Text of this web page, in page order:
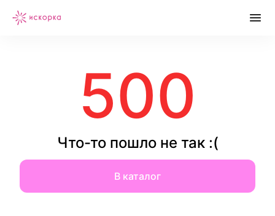
500
Что-то пошло не так :(
В каталог